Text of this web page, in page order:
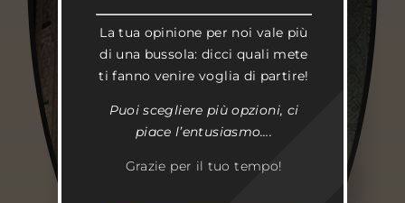
La tua opinione per noi vale più
di una bussola: dicci quali mete
ti fanno venire voglia di partire!
Puoi scegliere più opzioni, ci
piace l’entusiasmo….
Grazie per il tuo tempo!